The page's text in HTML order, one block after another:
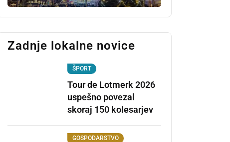
Zadnje lokalne novice
ŠPORT
Tour de Lotmerk 2026
uspešno povezal
skoraj 150 kolesarjev
GOSPODARSTVO